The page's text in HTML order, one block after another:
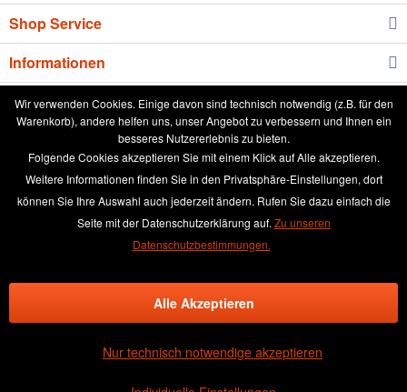
Shop Service
Informationen
Newsletter
* Alle Preise inkl. gesetzl. Mehrwertsteuer zzgl.Versandkosten
und ggf.
Nachnahmegebühren, wenn nicht anders beschrieben
aktuelle Preisliste
Anleitung runde Leinwand wässern
Händler-Login
Kundenmeinungen
Versand und Zahlungsbedingungen
Wir verwenden Cookies. Einige davon sind technisch notwendig (z.B. für den
Warenkorb), andere helfen uns, unser Angebot zu verbessern und Ihnen ein
besseres Nutzererlebnis zu bieten.
Folgende Cookies akzeptieren Sie mit einem Klick auf Alle akzeptieren.
Weitere Informationen finden Sie in den Privatsphäre-Einstellungen, dort
können Sie Ihre Auswahl auch jederzeit ändern. Rufen Sie dazu einfach die
Seite mit der Datenschutzerklärung auf. Zu unseren
Datenschutzbestimmungen.
Nur technisch notwendige akzeptieren
Alle Akzeptieren